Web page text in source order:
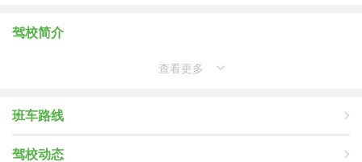
驾校简介
查看更多
班车路线
驾校动态